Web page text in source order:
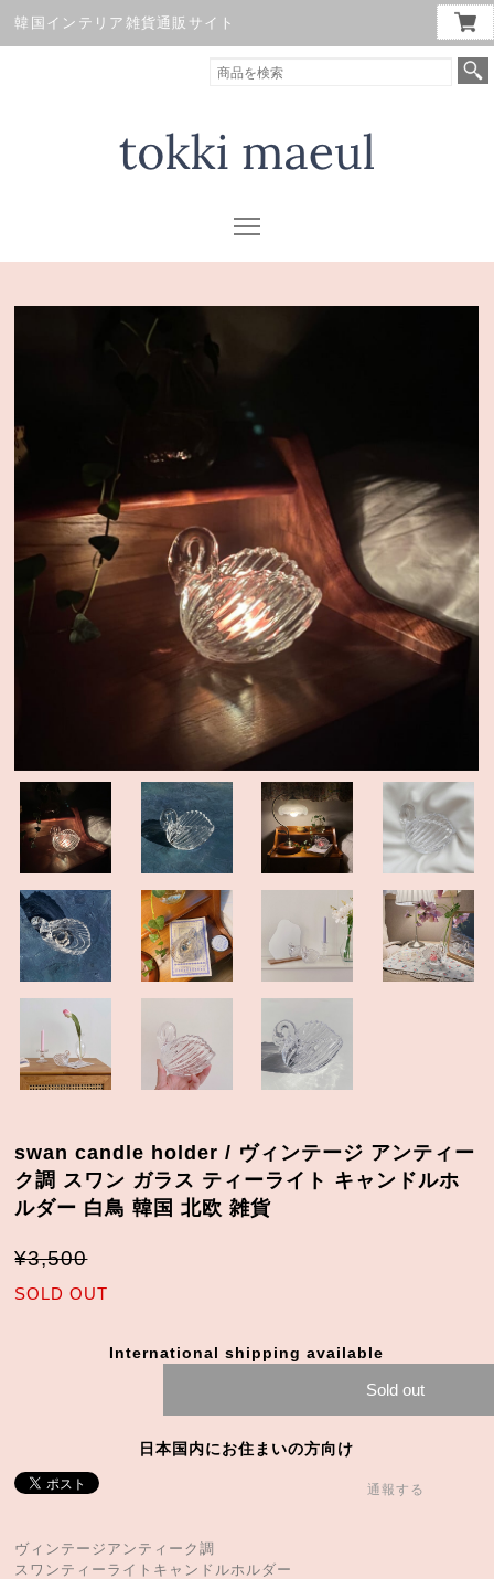
韓国インテリア雑貨通販サイト
swan candle holder / ヴィンテージ アンティー
ク調 スワン ガラス ティーライト キャンドルホ
ルダー 白鳥 韓国 北欧 雑貨
¥3,500
SOLD OUT
International shipping available
Sold out
日本国内にお住まいの方向け
通報する
ヴィンテージアンティーク調
スワンティーライトキャンドルホルダー